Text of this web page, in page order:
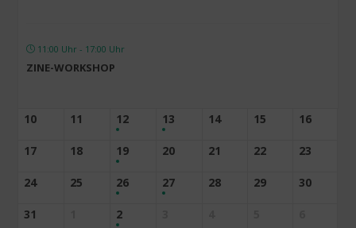
11:00 Uhr - 17:00 Uhr
ZINE-WORKSHOP
10 11 12 13 14 15 16
17 18 19 20 21 22 23
24 25 26 27 28 29 30
31 2